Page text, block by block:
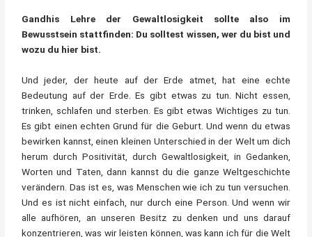
Gandhis Lehre der Gewaltlosigkeit sollte also im
Bewusstsein stattfinden: Du solltest wissen, wer du bist und
wozu du hier bist.
Und jeder, der heute auf der Erde atmet, hat eine echte
Bedeutung auf der Erde. Es gibt etwas zu tun. Nicht essen,
trinken, schlafen und sterben. Es gibt etwas Wichtiges zu tun.
Es gibt einen echten Grund für die Geburt. Und wenn du etwas
bewirken kannst, einen kleinen Unterschied in der Welt um dich
herum durch Positivität, durch Gewaltlosigkeit, in Gedanken,
Worten und Taten, dann kannst du die ganze Weltgeschichte
verändern. Das ist es, was Menschen wie ich zu tun versuchen.
Und es ist nicht einfach, nur durch eine Person. Und wenn wir
alle aufhören, an unseren Besitz zu denken und uns darauf
konzentrieren, was wir leisten können, was kann ich für die Welt